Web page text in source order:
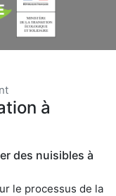
à
des nuisibles à
le processus de la